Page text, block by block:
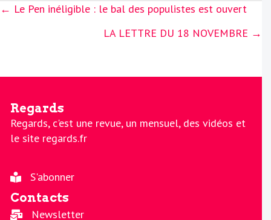
Posts
← Le Pen inéligible : le bal des populistes est ouvert
LA LETTRE DU 18 NOVEMBRE →
Regards
Regards, c'est une revue, un mensuel, des vidéos et
le site regards.fr
S'abonner
Contacts
Newsletter